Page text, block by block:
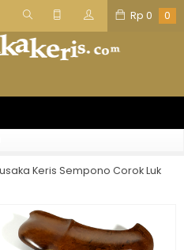
Rp 0 0
Keris Sempono Corok Luk